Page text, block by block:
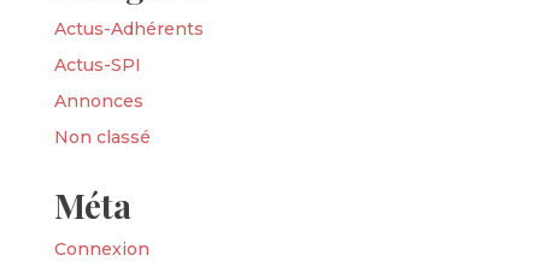
Actus-Adhérents
Actus-SPI
Annonces
Non classé
Méta
Connexion